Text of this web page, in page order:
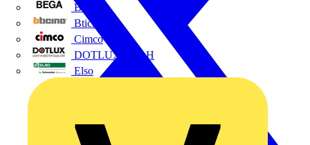
Bega
Bticino
Cimco
DOTLUX GmbH
Elso